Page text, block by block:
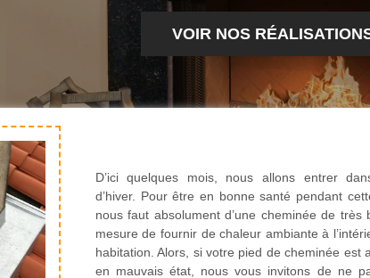
VOIR NOS
D’ici quelques mois, nous allons entrer
d’hiver. Pour être en bonne santé pendant
nous faut absolument d’une cheminée de très
mesure de fournir de chaleur ambiante à
habitation. Alors, si votre pied de cheminée est
en mauvais état, nous vous invitons de ne